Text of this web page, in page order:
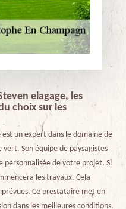
elagage, les
choix sur les
est un expert dans le domaine de
vert. Son équipe de paysagistes
personnalisée de votre projet. Si
les travaux. Cela
Ce prestataire met en
dans les meilleures conditions.